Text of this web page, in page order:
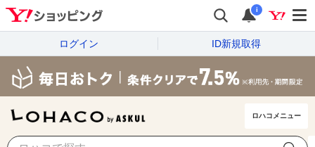
i
ログイン ID新規取得
ロハコメニュー